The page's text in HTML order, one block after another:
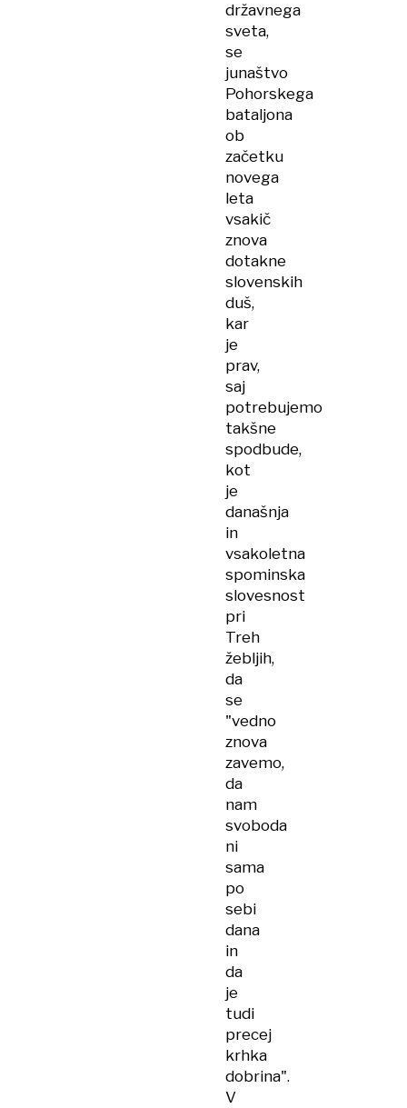
državnega
sveta,
se
junaštvo
Pohorskega
bataljona
ob
začetku
novega
leta
vsakič
znova
dotakne
slovenskih
duš,
kar
je
prav,
saj
potrebujemo
takšne
spodbude,
kot
je
današnja
in
vsakoletna
spominska
slovesnost
pri
Treh
žebljih,
da
se
"vedno
znova
zavemo,
da
nam
svoboda
ni
sama
po
sebi
dana
in
da
je
tudi
precej
krhka
dobrina".
V